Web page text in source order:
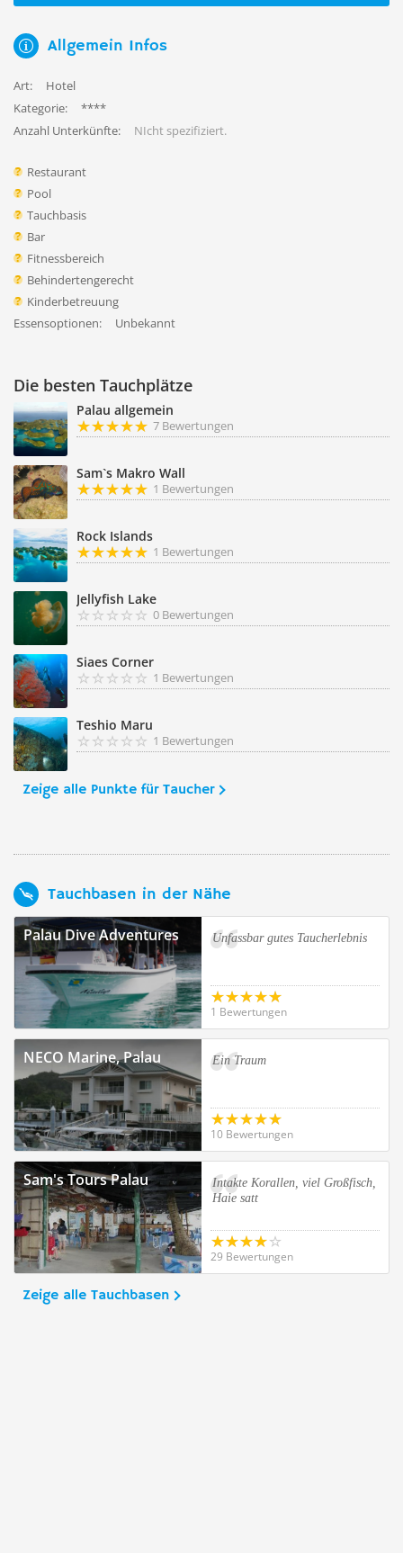
Allgemein Infos
Art:
Hotel
Kategorie:
****
Anzahl Unterkünfte:
NIcht spezifiziert.
Restaurant
Pool
Tauchbasis
Bar
Fitnessbereich
Behindertengerecht
Kinderbetreuung
Essensoptionen:
Unbekannt
Die besten Tauchplätze
Palau allgemein
7 Bewertungen
Sam`s Makro Wall
1 Bewertungen
Rock Islands
1 Bewertungen
Jellyfish Lake
0 Bewertungen
Siaes Corner
1 Bewertungen
Teshio Maru
1 Bewertungen
Zeige alle Punkte für Taucher
Tauchbasen in der Nähe
Palau Dive Adventures Unfassbar gutes Taucherlebnis
1 Bewertungen
NECO Marine, Palau Ein Traum
10 Bewertungen
Sam's Tours Palau
Intakte Korallen, viel Großfisch,
Haie satt
29 Bewertungen
Zeige alle Tauchbasen